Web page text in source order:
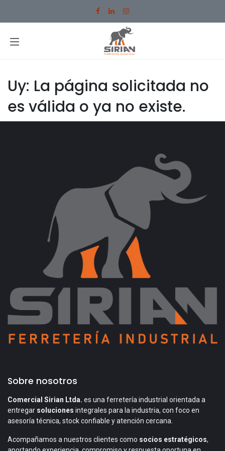
Uy: La página solicitada no
es válida o ya no existe.
Sobre nosotros
Comercial Sirian Ltda. es una ferretería industrial orientada a
entregar soluciones integrales para la industria, con foco en
asesoría técnica, stock confiable y atención cercana.
Acompañamos a nuestros clientes como socios estratégicos,